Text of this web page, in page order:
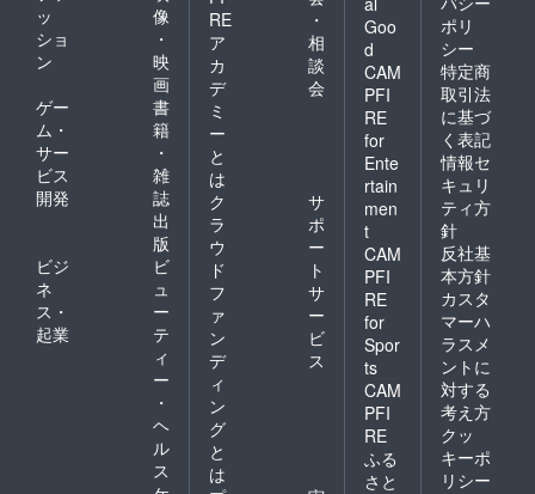
ッ
ショ
ン
像
・
映
画
ゲー
ム・
サー
ビス
開発
書
籍
・
雑
誌
出
版
ビジ
ネ
ス・
起業
ビ
ュ
ー
テ
ィ
ー
・
ヘ
ル
ス
RE
ア
カ
デ
ミ
ー
と
は
・
相
談
会
ク
ラ
ウ
ド
フ
ァ
ン
デ
ィ
ン
グ
と
は
サ
ポ
ー
ト
サ
ー
ビ
ス
Goo
d
CAM
PFI
RE
for
Ente
rtain
men
t
CAM
PFI
RE
for
Spor
ts
CAM
PFI
RE
ふる
さと
ポリ
シー
特定商
取引法
に基づ
く表記
情報セ
キュリ
ティ方
針
反社基
本方針
カスタ
マーハ
ラスメ
ントに
対する
考え方
クッ
キーポ
リシー